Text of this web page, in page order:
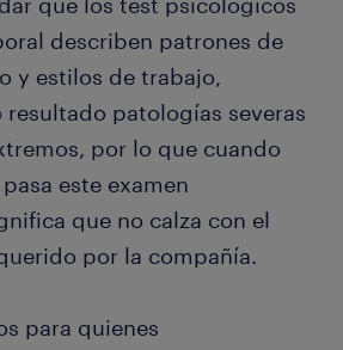
describen patrones de
y estilos de trabajo,
patologías severas
por lo que cuando
este examen
que no calza con el
por la compañía.
para quienes